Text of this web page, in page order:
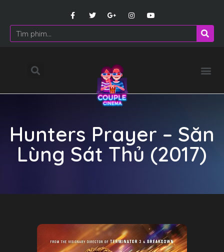
Hunters Prayer – Săn
Lùng Sát Thủ (2017)